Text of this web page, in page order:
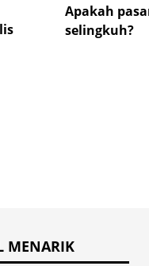
Apakah
selingkuh?
MENARIK